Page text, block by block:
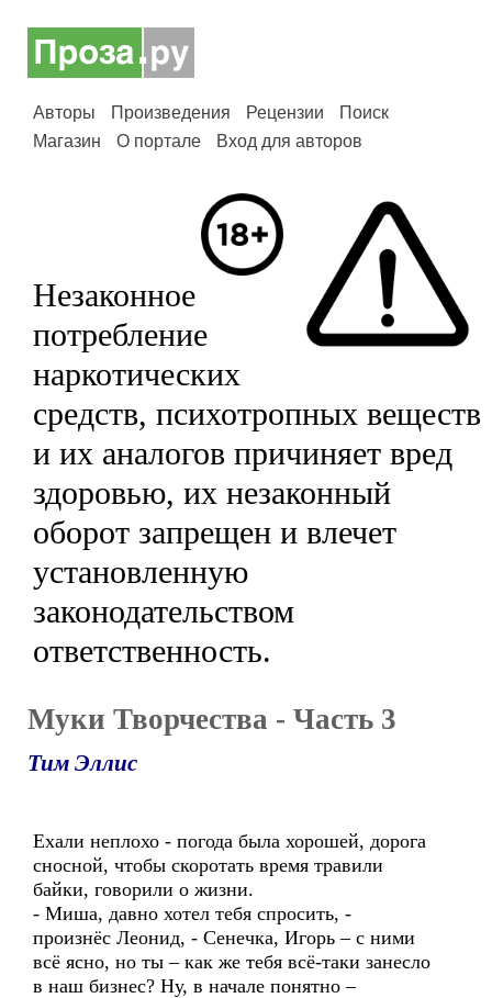
Авторы Произведения Рецензии
Поиск
Магазин
О портале Вход для авторов
Незаконное
потребление
наркотических
средств, психотропных веществ
и их аналогов причиняет вред
здоровью, их незаконный
оборот запрещен и влечет
установленную
законодательством
ответственность.
Муки Творчества - Часть 3
Тим Эллис
Ехали неплохо - погода была хорошей, дорога
сносной, чтобы скоротать время травили
байки, говорили о жизни.
- Миша, давно хотел тебя спросить, -
произнёс Леонид, - Сенечка, Игорь – с ними
всё ясно, но ты – как же тебя всё-таки занесло
в наш бизнес? Ну, в начале понятно –